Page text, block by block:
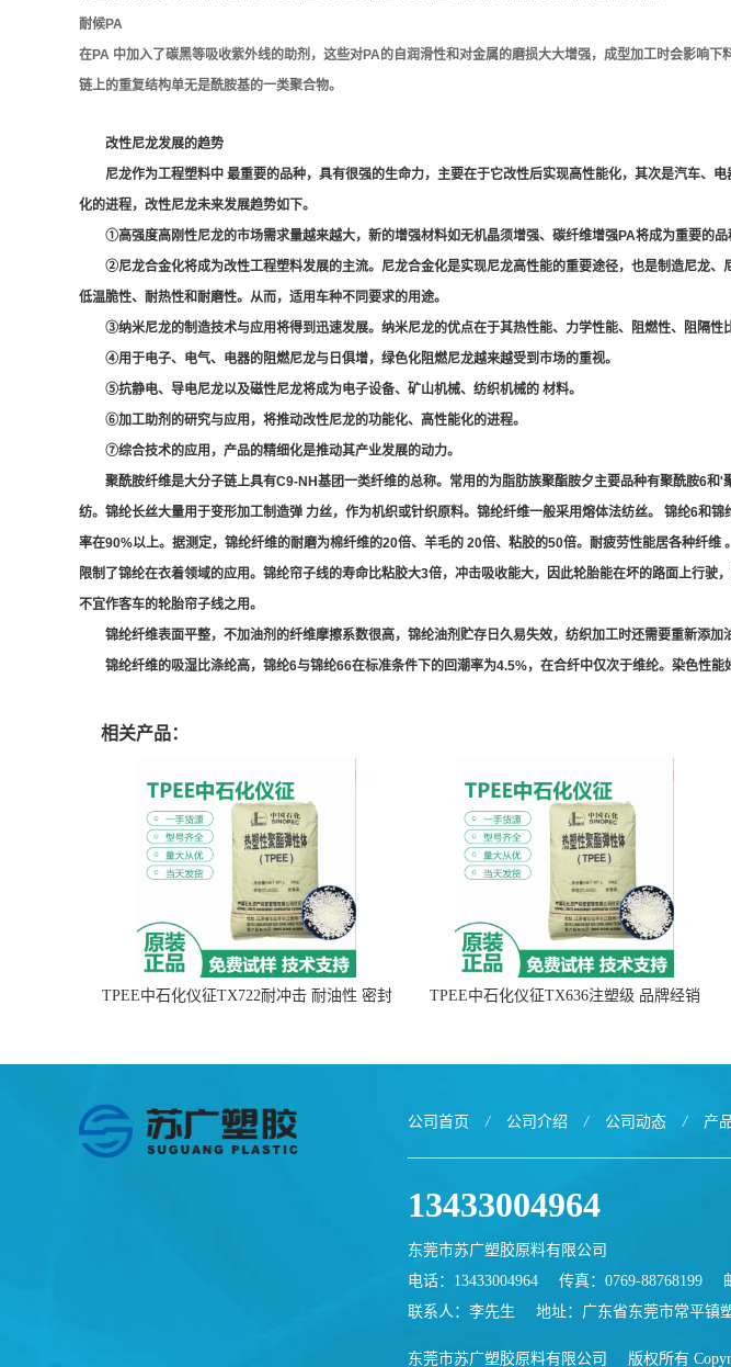
耐候PA
在PA 中加入了碳黑等吸收紫外线的助剂，这些对PA的自润滑性和对金属的磨损大大增强，成型加工时会影响
链上的重复结构单无是酰胺基的一类聚合物。
改性尼龙发展的趋势
尼龙作为工程塑料中 最重要的品种，具有很强的生命力，主要在于它改性后实现高性能化，其次是汽车、
化的进程，改性尼龙未来发展趋势如下。
①高强度高刚性尼龙的市场需求量越来越大，新的增强材料如无机晶须增强、碳纤维增强PA将成为重要的
②尼龙合金化将成为改性工程塑料发展的主流。尼龙合金化是实现尼龙高性能的重要途径，也是制造尼龙
低温脆性、耐热性和耐磨性。从而，适用车种不同要求的用途。
③纳米尼龙的制造技术与应用将得到迅速发展。纳米尼龙的优点在于其热性能、力学性能、阻燃性、阻隔性
④用于电子、电气、电器的阻燃尼龙与日俱增，绿色化阻燃尼龙越来越受到市场的重视。
⑤抗静电、导电尼龙以及磁性尼龙将成为电子设备、矿山机械、纺织机械的 材料。
⑥加工助剂的研究与应用，将推动改性尼龙的功能化、高性能化的进程。
⑦综合技术的应用，产品的精细化是推动其产业发展的动力。
聚酰胺纤维是大分子链上具有C9-NH基团一类纤维的总称。常用的为脂肪族聚酯胺夕主要品种有聚酰胺6
纺。锦纶长丝大量用于变形加工制造弹 力丝，作为机织或针织原料。锦纶纤维一般采用熔体法纺丝。 锦纶6
率在90%以上。据测定，锦纶纤维的耐磨为棉纤维的20倍、羊毛的 20倍、粘胶的50倍。耐疲劳性能居各种纤
限制了锦纶在衣着领域的应用。锦纶帘子线的寿命比粘胶大3倍，冲击吸收能大，因此轮胎能在坏的路面上行
不宜作客车的轮胎帘子线之用。
锦纶纤维表面平整，不加油剂的纤维摩擦系数很高，锦纶油剂贮存日久易失效，纺织加工时还需要重新添加
锦纶纤维的吸湿比涤纶高，锦纶6与锦纶66在标准条件下的回潮率为4.5%，在合纤中仅次于维纶。染色性能
相关产品：
TPEE中石化仪征TX722耐冲击 耐油性 密封
TPEE中石化仪征TX636注塑级 品牌经销
公司首页 / 公司介绍 / 公司动态 / 产
13433004964
东莞市苏广塑胶原料有限公司
电话：13433004964
传真：0769-88768199
联系人：李先生
地址：广东省东莞市常平镇
东莞市苏广塑胶原料有限公司 版权所有